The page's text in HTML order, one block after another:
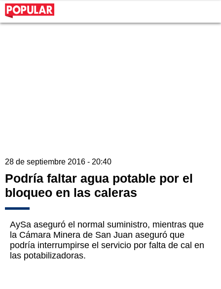
28 de septiembre 2016 - 20:40
Podría faltar agua potable por el
bloqueo en las caleras
AySa aseguró el normal suministro, mientras que
la Cámara Minera de San Juan aseguró que
podría interrumpirse el servicio por falta de cal en
las potabilizadoras.